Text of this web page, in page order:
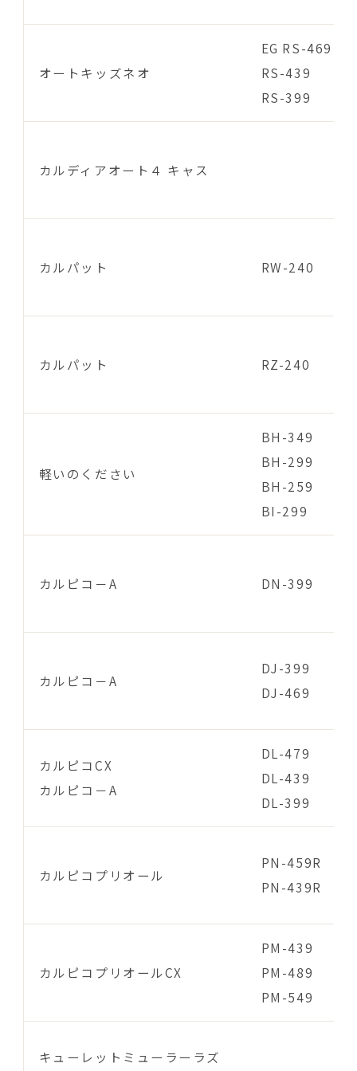
オートキッズネオ
EG RS-469
RS-439
RS-399
カルディアオート４ キャス
カルパット RW-240
カルパット RZ-240
軽いのください
BH-349
BH-299
BH-259
BI-299
カルピコ－A DN-399
カルピコ－A
DJ-399
DJ-469
カルピコCX
カルピコ－A
DL-479
DL-439
DL-399
カルピコプリオール
PN-459R
PN-439R
カルピコプリオールCX
PM-439
PM-489
PM-549
キューレットミューラーラズ